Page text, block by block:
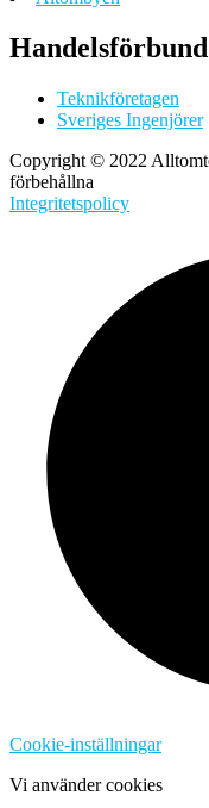
Handelsförbund
Teknikföretagen
Sveriges Ingenjörer
Copyright © 2022
förbehållna
Integritetspolicy
Cookie-inställningar
Vi använder cookies